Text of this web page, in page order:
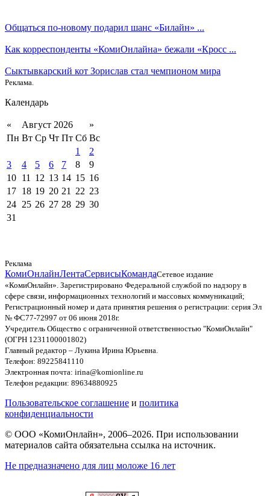
Общаться по-новому подарил шанс «Билайн» ...
Как корреспонденты «КомиОнлайна» бежали «Кросс ...
Сыктывкарский кот Зорислав стал чемпионом мира
Реклама.
Календарь
« Август 2026
»
Пн Вт Ср Чт Пт Сб Вс
1
2
3
4 5 6 7 8
9
10 11 12 13 14 15 16
17 18 19 20 21 22 23
24 25 26 27 28 29 30
31
Реклама
КомиОнлайнЛентаСервисыКомандаСетевое издание
«КомиОнлайн». Зарегистрировано Федеральной службой по надзору в
сфере связи, информационных технологий и массовых коммуникаций;
Регистрационный номер и дата принятия решения о регистрации: серия Эл
№ ФС77-72997 от 06 июня 2018г.
Учредитель Общество с ограниченной ответственностью "КомиОнлайн"
(ОГРН 1231100001802)
Главный редактор – Лукина Ирина Юрьевна.
Телефон: 89225841110
Электронная почта: irina@komionline.ru
Телефон редакции: 89634880925
Пользовательское соглашение и политика
конфиденциальности
© ООО «КомиОнлайн», 2006–2026. При использовании
материалов сайта обязательна ссылка на источник.
Не предназначено для лиц моложе 16 лет